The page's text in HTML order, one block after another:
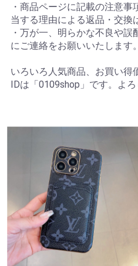
・商品ページに記載の注意
当する理由による返品・交換
・万が一、明らかな不良や
にご連絡をお願いいたします。
いろいろ人気商品、お買い得
IDは「0109shop」です。よろ